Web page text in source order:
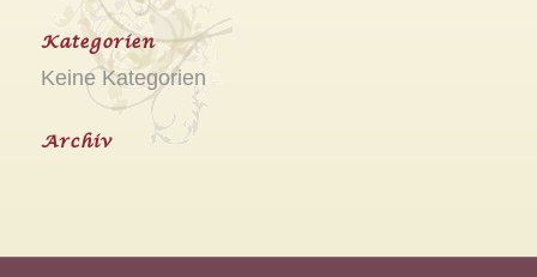
Kategorien
Keine Kategorien
Archiv